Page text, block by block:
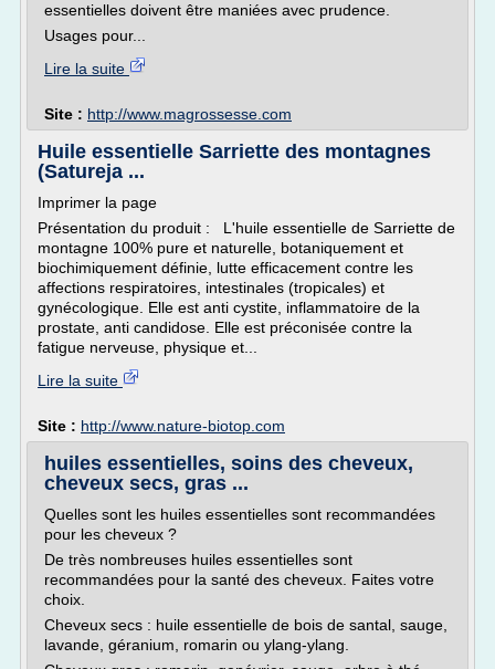
essentielles doivent être maniées avec prudence.
Usages pour...
Lire la suite
Site : http://www.magrossesse.com
Huile essentielle Sarriette des montagnes
(Satureja ...
Imprimer la page
Présentation du produit : L'huile essentielle de Sarriette de
montagne 100% pure et naturelle, botaniquement et
biochimiquement définie, lutte efficacement contre les
affections respiratoires, intestinales (tropicales) et
gynécologique. Elle est anti cystite, inflammatoire de la
prostate, anti candidose. Elle est préconisée contre la
fatigue nerveuse, physique et...
Lire la suite
Site : http://www.nature-biotop.com
huiles essentielles, soins des cheveux,
cheveux secs, gras ...
Quelles sont les huiles essentielles sont recommandées
pour les cheveux ?
De très nombreuses huiles essentielles sont
recommandées pour la santé des cheveux. Faites votre
choix.
Cheveux secs : huile essentielle de bois de santal, sauge,
lavande, géranium, romarin ou ylang-ylang.